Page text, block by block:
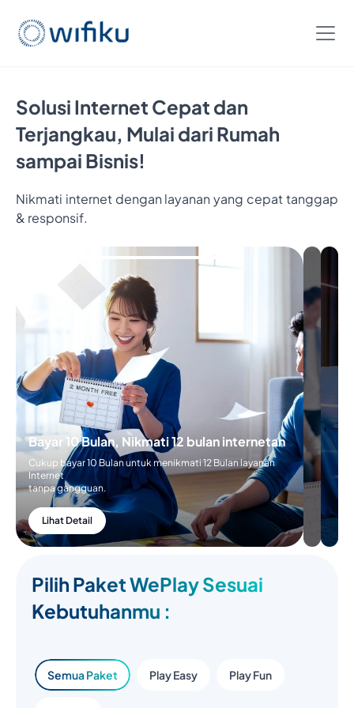
Solusi Internet Cepat dan
Terjangkau, Mulai dari Rumah
sampai Bisnis!
Nikmati internet dengan layanan yang cepat tanggap
& responsif.
Bayar 10 Bulan, Nikmati 12 bulan internetan
Cukup bayar 10 Bulan untuk menikmati 12 Bulan layanan
Internet
tanpa gangguan.
Lihat Detail
Pilih Paket WePlay Sesuai
Kebutuhanmu :
Semua Paket Play Easy Play Fun